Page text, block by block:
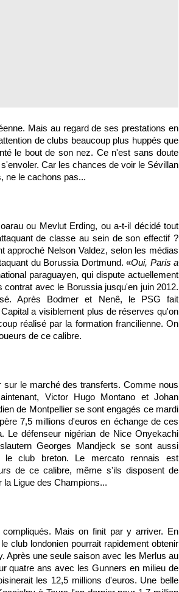
Mais au regard de ses prestations en
de clubs beaucoup plus huppés que
le bout de son nez. Ce n'est sans doute
Car les chances de voir le Sévillan
ne le cachons pas...
ou Mevlut Erding, ou a-t-il décidé tout
de classe au sein de son effectif ?
approché Nelson Valdez, selon les médias
du Borussia Dortmund. «Oui, Paris a
paraguayen, qui dispute actuellement
avec le Borussia jusqu'en juin 2012.
Après Bodmer et Nenê, le PSG fait
a visiblement plus de réserves qu'on
réalisé par la formation francilienne. On
de ce calibre.
le marché des transferts. Comme nous
Victor Hugo Montano et Johan
de Montpellierse sont engagés ce mardi
7,5 millions d'euros en échange de ces
Le défenseur nigérian de NiceOnyekachi
Georges Mandjeck se sont aussi
le club breton. Le mercato rennais est
de ce calibre, même s'ils disposent de
Ligue des Champions...
Mais on finit par y arriver. En
club londonien pourrait rapidement obtenir
Après une seule saison avec les Merlus au
quatre ans avec les Gunners en milieu de
les 12,5 millions d'euros. Une belle